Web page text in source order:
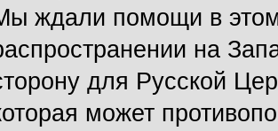
ждали помощи в
на
для Русской
может